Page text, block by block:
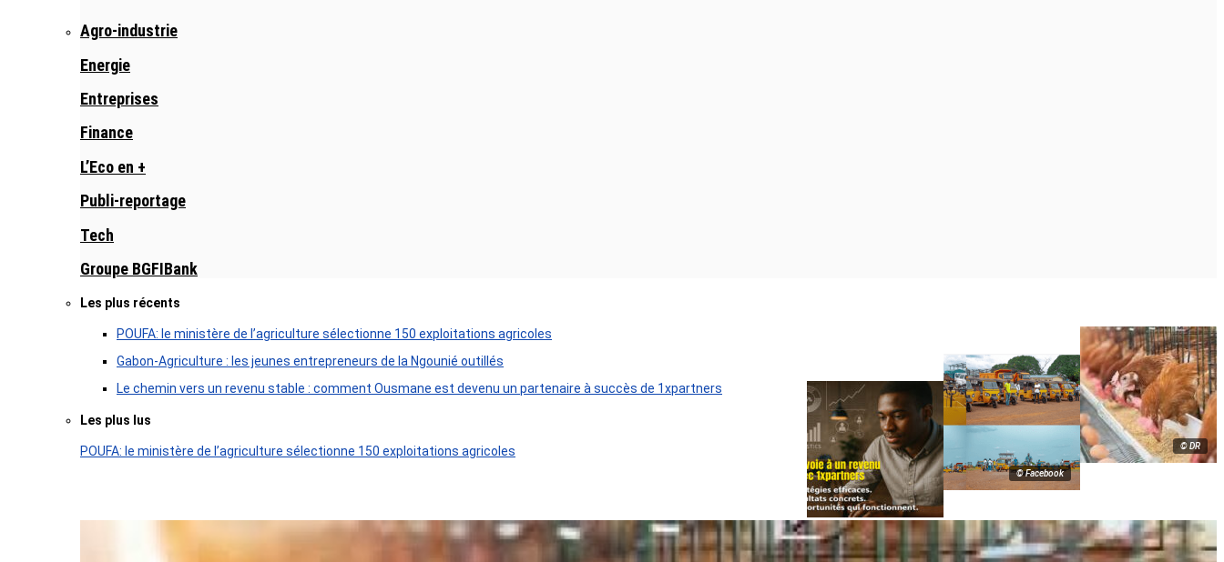
Agro-industrie
Energie
Entreprises
Finance
L’Eco en +
Publi-reportage
Tech
Groupe BGFIBank
Les plus récents
© DR
POUFA: le ministère de l’agriculture sélectionne 150 exploitations agricoles
© Facebook
Gabon-Agriculture : les jeunes entrepreneurs de la Ngounié outillés
Le chemin vers un revenu stable : comment Ousmane est devenu un partenaire à succès de 1xpartners
Les plus lus
POUFA: le ministère de l’agriculture sélectionne 150 exploitations agricoles